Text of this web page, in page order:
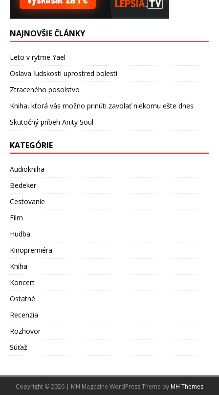
NAJNOVŠIE ČLÁNKY
Leto v rytme Yael
Oslava ľudskosti uprostred bolesti
Ztraceného posolstvo
Kniha, ktorá vás možno prinúti zavolať niekomu ešte dnes
Skutočný príbeh Anity Soul
KATEGÓRIE
Audiokniha
Bedeker
Cestovanie
Film
Hudba
Kinopremiéra
Kniha
Koncert
Ostatné
Recenzia
Rozhovor
Súťaž
Copyright © 2026 | MH Magazine WordPress Theme by MH Themes